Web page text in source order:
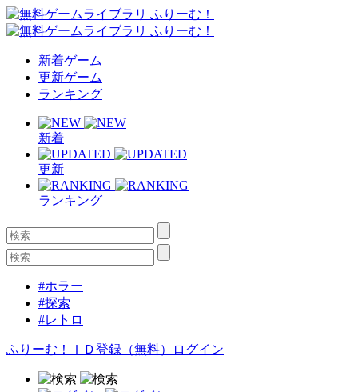
新着ゲーム
更新ゲーム
ランキング
新着
更新
ランキング
#ホラー
#探索
#レトロ
ふりーむ！ＩＤ登録（無料） ログイン